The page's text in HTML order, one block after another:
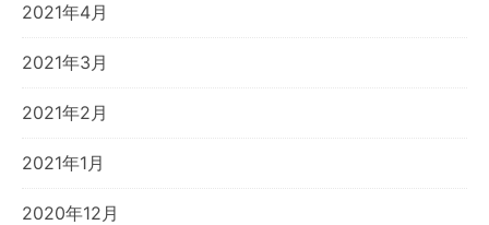
2021年4月
2021年3月
2021年2月
2021年1月
2020年12月